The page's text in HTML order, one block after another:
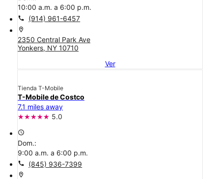
10:00 a.m. a 6:00 p.m.
call (914) 961-6457
location_on
2350 Central Park Ave
Yonkers, NY 10710
Ver
Tienda T-Mobile
T-Mobile de Costco
7.1 miles away
5.0
access_time
Dom.:
9:00 a.m. a 6:00 p.m.
call (845) 936-7399
location_on